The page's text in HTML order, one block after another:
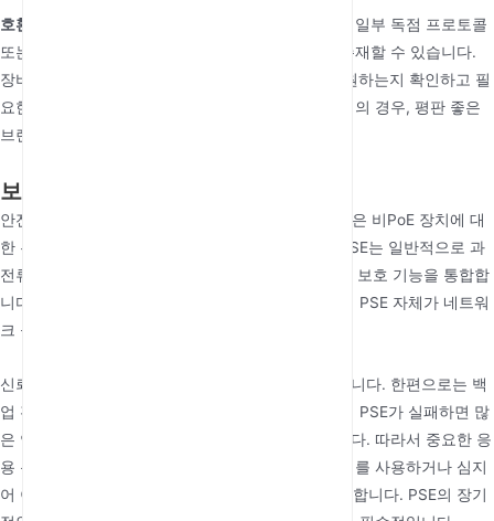
호환성:
국제 표준이 통일성을 요구하지만, 시장에는 일부 독점 프로토콜
또는 완전히 규정을 준수하지 않는 장치가 여전히 존재할 수 있습니다.
장비를 선택할 때는 PSE와 PD가 동일한 표준을 지원하는지 확인하고 필
요한 테스트를 수행해야 합니다. 미션 크리티컬 장치의 경우, 평판 좋은
브랜드를 선택하고 상호 운용성을 확인해야 합니다.
보안 및 신뢰성 고려 사항
안전은 PoE 설계의 기반이며, 지능형 감지 메커니즘은 비PoE 장치에 대
한 우발적인 전력 공급을 효과적으로 방지합니다. PSE는 일반적으로 과
전류, 과전압, 단락 및 과열 보호와 같은 강력한 회로 보호 기능을 통합합
니다. 고보안 환경에서는 데이터 보안 또한 고려하여 PSE 자체가 네트워
크 공격의 진입점이 되지 않도록 해야 합니다.
신뢰성과 관련하여 중앙 집중식 전원은 양날의 검입니다. 한편으로는 백
업 전원 배포를 단순화합니다. 다른 한편으로는 코어 PSE가 실패하면 많
은 연결된 단말기를 잠재적으로 마비시킬 수 있습니다. 따라서 중요한 응
용 분야에서는 이중화 전원 공급 장치를 갖춘 스위치를 사용하거나 심지
어 이중화 PSE 아키텍처를 배포하는 것을 고려해야 합니다. PSE의 장기